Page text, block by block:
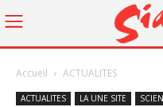
Accueil ACTUALITES
ACTUALITES LA UNE SITE